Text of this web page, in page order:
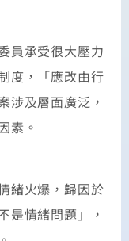
承受很大壓力
度，「應改由行
涉及層面廣泛，
素。
火爆，歸因於
是情緒問題」，